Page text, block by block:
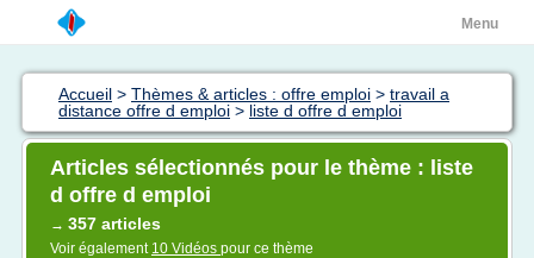
Menu
Accueil > Thèmes & articles : offre emploi > travail a
distance offre d emploi > liste d offre d emploi
Articles sélectionnés pour le thème : liste
d offre d emploi
→ 357 articles
Voir également 10 Vidéos pour ce thème